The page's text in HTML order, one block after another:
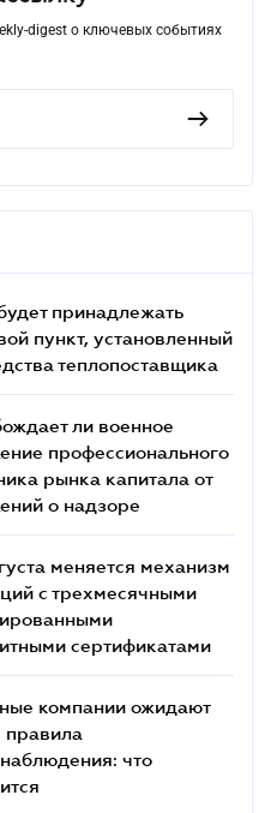
digest о ключевых событиях
принадлежать
пункт, установленный
теплопоставщика
ли военное
профессионального
рынка капитала от
о надзоре
меняется механизм
с трехмесячными
сертификатами
компании ожидают
правила
что